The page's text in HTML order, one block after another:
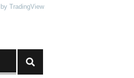
by TradingView